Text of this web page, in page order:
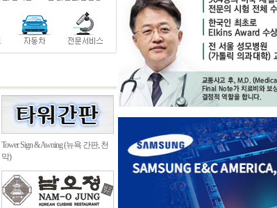
Tower Sign & Awning (뉴욕 간판, 천
막)